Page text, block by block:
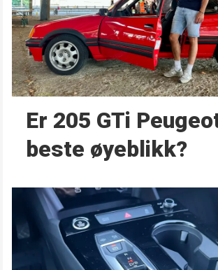
Er 205 GTi
beste øyeblikk?